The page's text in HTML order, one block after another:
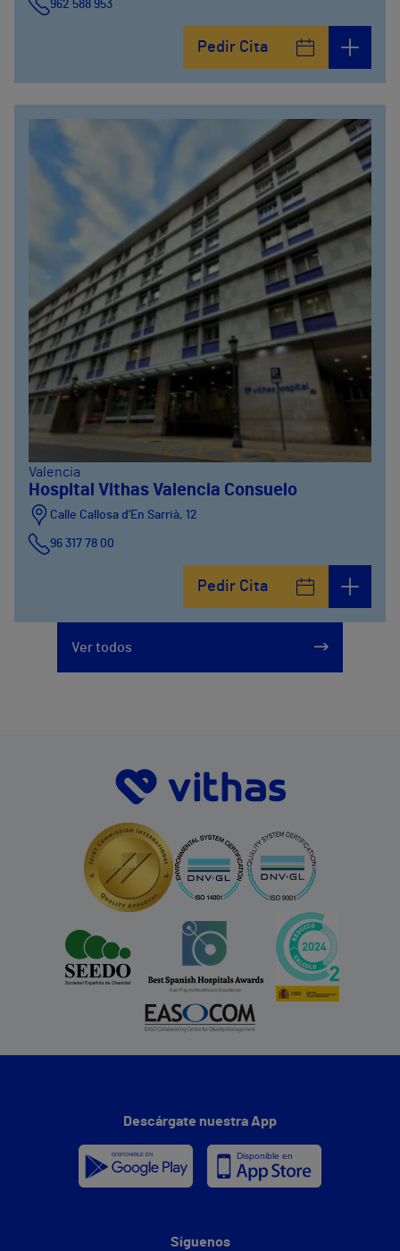
962 588 953
Pedir Cita
Valencia
Hospital Vithas Valencia Consuelo
Calle Callosa d’En Sarrià, 12
96 317 78 00
Pedir Cita
Ver todos
Descárgate nuestra App
Síguenos